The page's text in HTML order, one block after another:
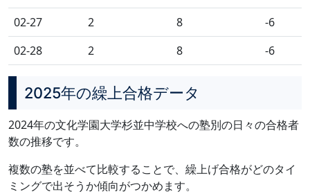
02-27
2 8
-6
02-28
2 8 -6
2025年の繰上合格データ
2024年の文化学園大学杉並中学校への塾別の日々の合格者
数の推移です。
複数の塾を並べて比較することで、繰上げ合格がどのタイ
ミングで出そうか傾向がつかめます。